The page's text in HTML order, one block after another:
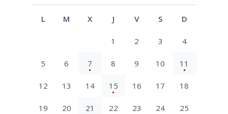
L M X J V S D
1 2 3 4
5 6 7 8 9 10 11
12 13 14 15 16 17 18
19 20 21 22 23 24 25